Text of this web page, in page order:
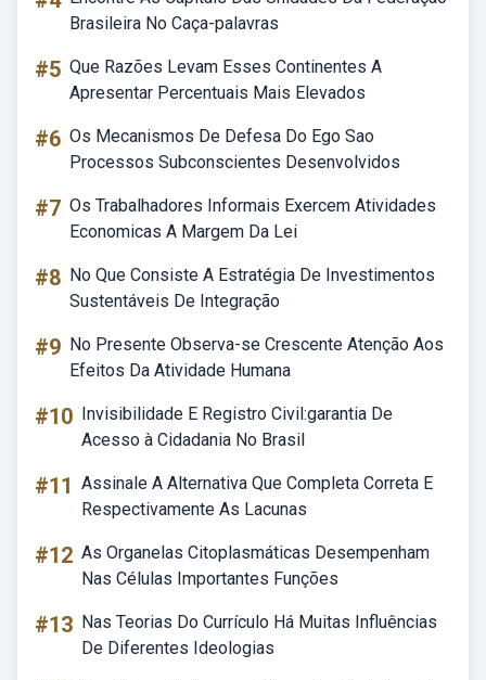
Brasileira No Caça-palavras
#5 Que Razões Levam Esses Continentes A
Apresentar Percentuais Mais Elevados
#6 Os Mecanismos De Defesa Do Ego Sao
Processos Subconscientes Desenvolvidos
#7 Os Trabalhadores Informais Exercem Atividades
Economicas A Margem Da Lei
#8 No Que Consiste A Estratégia De Investimentos
Sustentáveis De Integração
#9 No Presente Observa-se Crescente Atenção Aos
Efeitos Da Atividade Humana
#10 Invisibilidade E Registro Civil:garantia De
Acesso à Cidadania No Brasil
#11 Assinale A Alternativa Que Completa Correta E
Respectivamente As Lacunas
#12 As Organelas Citoplasmáticas Desempenham
Nas Células Importantes Funções
#13 Nas Teorias Do Currículo Há Muitas Influências
De Diferentes Ideologias